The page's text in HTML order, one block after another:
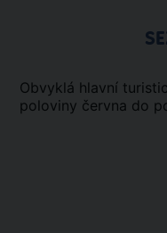
Obvyklá hlavní
poloviny června do